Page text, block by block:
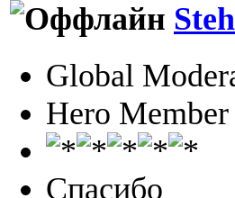
Global
Hero Member
Спасибо